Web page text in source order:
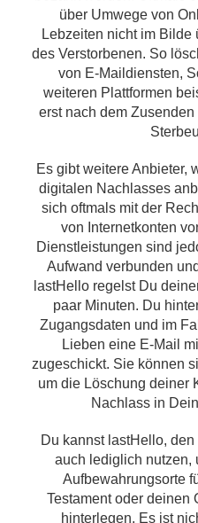
über Umwege von
Lebzeiten nicht im Bilde
des Verstorbenen. So
von E-Maildiensten,
weiteren Plattformen
erst nach dem
Es gibt weitere Anbieter,
digitalen Nachlasses
sich oftmals mit der
von Internetkonten
Dienstleistungen sind
Aufwand verbunden
lastHello regelst Du
paar Minuten. Du
Zugangsdaten und im
Lieben eine E-Mail
zugeschickt. Sie können
um die Löschung deiner
Nachlass in
Du kannst lastHello,
auch lediglich nutzen,
Aufbewahrungsorte
Testament oder deinen
hinterlegen. Es ist